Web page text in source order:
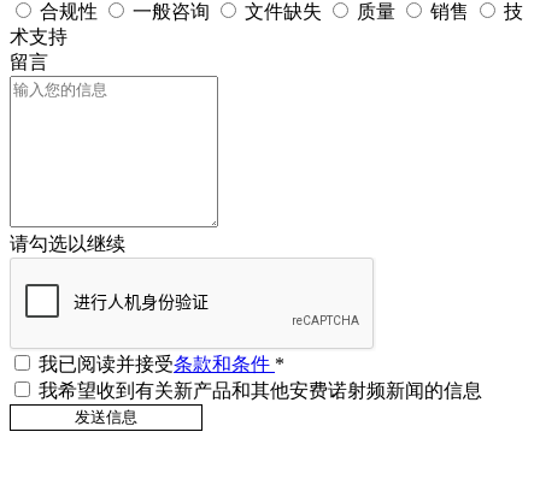
合规性
一般咨询 文件缺失 质量 销售
技
术支持
留言
请勾选以继续
我已阅读并接受条款和条件 *
我希望收到有关新产品和其他安费诺射频新闻的信息